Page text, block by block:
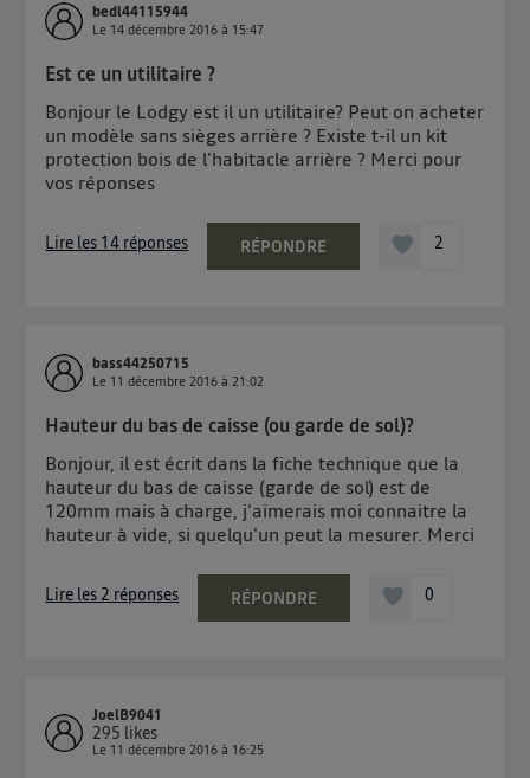
bedl44115944
Le 14 décembre 2016 à 15:47
Est ce un utilitaire ?
Bonjour le Lodgy est il un utilitaire? Peut on acheter
un modèle sans sièges arrière ? Existe t-il un kit
protection bois de l'habitacle arrière ? Merci pour
vos réponses
Lire les 14 réponses RÉPONDRE 2
bass44250715
Le 11 décembre 2016 à21:02
Hauteur du bas de caisse (ou garde de sol)?
Bonjour, il est écrit dans la fiche technique que la
hauteur du bas de caisse (garde de sol) est de
120mm mais à charge, j'aimerais moi connaitre la
hauteur à vide, si quelqu'un peut la mesurer. Merci
Lire les 2 réponses RÉPONDRE 0
JoelB9041
295 likes
Le 11 décembre 2016 à 16:25